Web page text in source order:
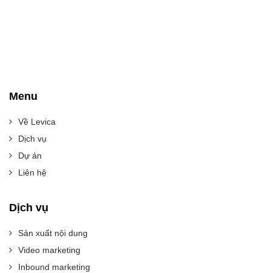
Menu
Về Levica
Dịch vụ
Dự án
Liên hệ
Dịch vụ
Sản xuất nội dung
Video marketing
Inbound marketing